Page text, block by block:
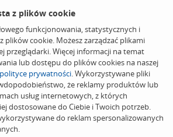
z plików cookie
funkcjonowania, statystycznych i
plików cookie. Możesz zarządzać plikami
przeglądarki. Więcej informacji na temat
lub dostępu do plików cookies na naszej
polityce prywatności. Wykorzystywane pliki
że reklamy produktów lub
usług internetowych, z których
dostosowane do Ciebie i Twoich potrzeb.
do reklam spersonalizowanych